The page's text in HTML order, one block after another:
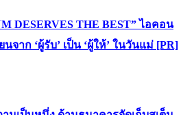
DESERVES THE BEST” ไอคอน
จาก ‘ผู้รับ’ เป็น ‘ผู้ให้’ ในวันแม่ [PR]